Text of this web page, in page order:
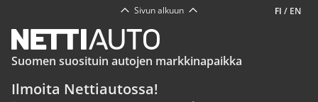
FI / EN
Sivun alkuun
Suomen suosituin autojen markkinapaikka
Ilmoita Nettiautossa!